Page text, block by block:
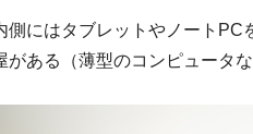
側にはタブレットやノート
がある（薄型のコンピュータな